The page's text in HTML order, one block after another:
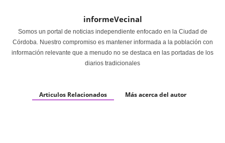
informeVecinal
Somos un portal de noticias independiente enfocado en la Ciudad de
Córdoba. Nuestro compromiso es mantener informada a la población con
información relevante que a menudo no se destaca en las portadas de los
diarios tradicionales
Articulos Relacionados Más acerca del autor